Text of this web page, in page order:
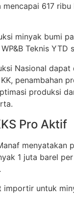
617
minyak bumi
Teknis YTD
Nasional
penambahan
produksi
Pro Aktif
1 juta barel
untuk